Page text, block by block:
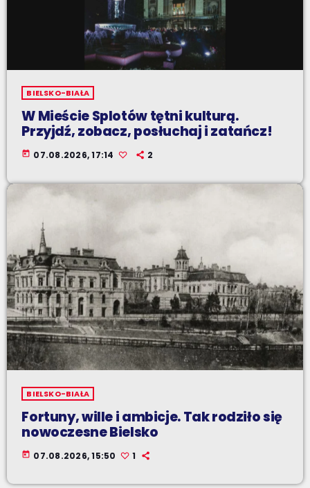
BIELSKO-BIAŁA
W Mieście Splotów tętni kulturą.
Przyjdź, zobacz, posłuchaj i zatańcz!
today 07.08.2026, 17:14 2
BIELSKO-BIAŁA
Fortuny, wille i ambicje. Tak rodziło się
nowoczesne Bielsko
today 07.08.2026, 15:50 1